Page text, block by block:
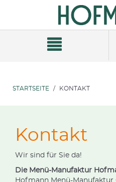
Navigationsmenü
STARTSEITE KONTAKT
Kontakt
Wir sind für Sie da!
Die Menü-Manufaktur
Hofmann Menü-Manufaktur